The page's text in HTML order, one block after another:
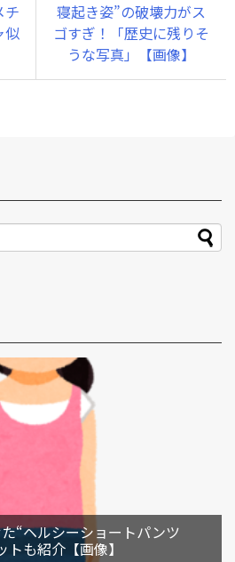
チ
似
寝起き姿”の破壊力がス
ゴすぎ！「歴史に残りそ
うな写真」【画像】
“ヘルシーショートパンツ
も紹介【画像】